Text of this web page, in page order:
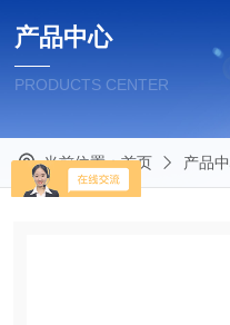
产品中心
PRODUCTS CENTER
当前位置：首页 产品